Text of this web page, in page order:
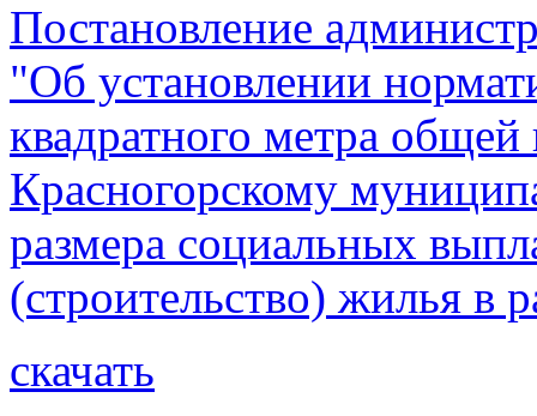
Постановление
"Об установлении
квадратного метра
Красногорскому
размера социальных
(строительство) жилья в
скачать